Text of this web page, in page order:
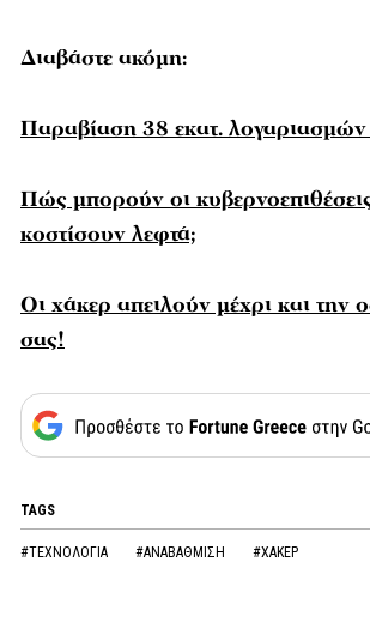
Διαβάστε ακόμη:
Παραβίαση 38 εκατ.
Πώς μπορούν οι
κοστίσουν λεφτά;
Οι χάκερ απειλούν μέχρι και την
σας!
TAGS
#ΤΕΧΝΟΛΟΓΙΑ #ΑΝΑΒΑΘΜΙΣΗ #ΧΑΚΕΡ